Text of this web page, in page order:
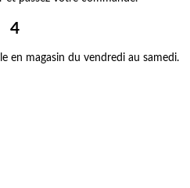
4
en magasin du vendredi au samedi.